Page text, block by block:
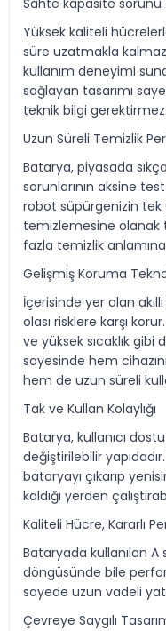
Sahte kapasite
Yüksek kaliteli
süre uzatmakla
kullanım deneyimi
sağlayan tasarımı
teknik bilgi gerektirmez.
Uzun Süreli Temizlik
Batarya, piyasada
sorunlarının aksine
robot süpürgenizin tek
temizlemesine olanak
fazla temizlik
Gelişmiş Koruma
İçerisinde yer alan
olası risklere karşı
ve yüksek sıcaklık
sayesinde hem
hem de uzun süreli
Tak ve Kullan Kolaylığı
Batarya, kullanıcı
değiştirilebilir
bataryayı çıkarıp
kaldığı yerden
Kaliteli Hücre, Kararlı
Bataryada kullanılan A
döngüsünde bile
sayede uzun vadeli
Çevreye Saygılı